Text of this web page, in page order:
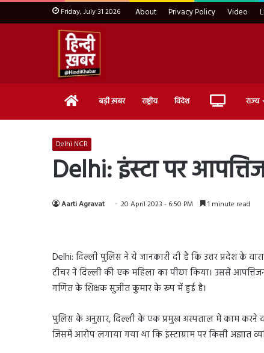
Friday, July 31 2026 About Privacy Policy Video
Home बड़ी ख़बर राष्ट्रीय विदेश Live राज्य
Delhi NCR
Delhi: इंस्टा पर
Aarti Agravat 20 April 2023 - 6:50 PM 1 minute read
Delhi: दिल्ली पुलिस ने ये जानकारी दी है कि उत्तर प्रदेश के
टीचर ने दिल्ली की एक महिला का पीछा किया। उससे
गणित के शिक्षक सुजीत कुमार के रूप में हुई है।
पुलिस के अनुसार, दिल्ली के एक प्रमुख अस्पताल में काम करने
जिसमें आरोप लगाया गया था कि इंस्टाग्राम पर किसी अज्ञात